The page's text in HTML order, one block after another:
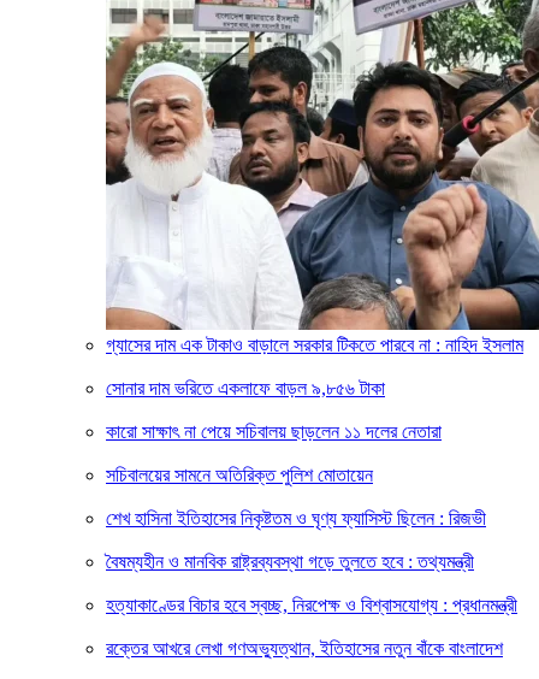
গ্যাসের দাম এক টাকাও বাড়ালে সরকার টিকতে পারবে না : নাহিদ ইসলাম
সোনার দাম ভরিতে একলাফে বাড়ল ৯,৮৫৬ টাকা
কারো সাক্ষাৎ না পেয়ে সচিবালয় ছাড়লেন ১১ দলের নেতারা
সচিবালয়ের সামনে অতিরিক্ত পুলিশ মোতায়েন
শেখ হাসিনা ইতিহাসের নিকৃষ্টতম ও ঘৃণ্য ফ্যাসিস্ট ছিলেন : রিজভী
বৈষম্যহীন ও মানবিক রাষ্ট্রব্যবস্থা গড়ে তুলতে হবে : তথ্যমন্ত্রী
হত্যাকাণ্ডের বিচার হবে স্বচ্ছ, নিরপেক্ষ ও বিশ্বাসযোগ্য : প্রধানমন্ত্রী
রক্তের আখরে লেখা গণঅভ্যুত্থান, ইতিহাসের নতুন বাঁকে বাংলাদেশ